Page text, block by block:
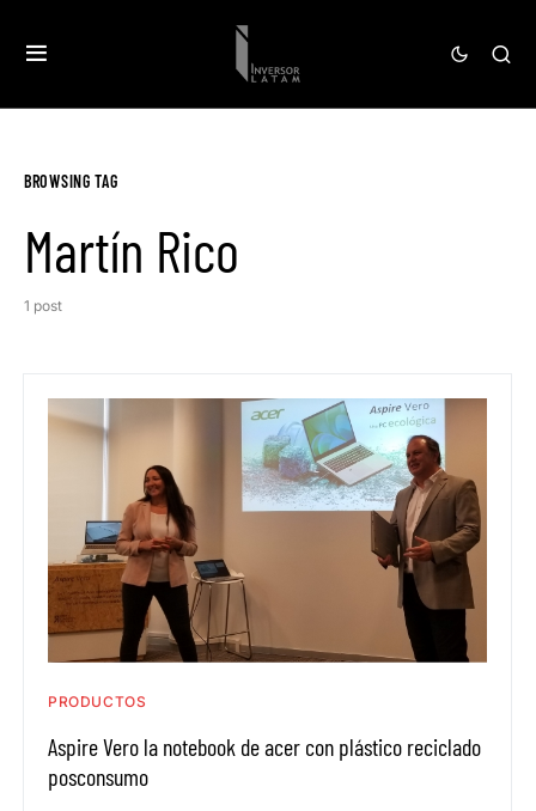
BROWSING TAG
Martín Rico
1 post
PRODUCTOS
Aspire Vero la notebook de acer con plástico reciclado
posconsumo